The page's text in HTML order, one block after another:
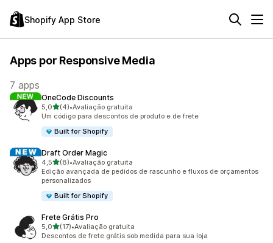
Shopify App Store
Apps por Responsive Media
7 apps
OneCode Discounts
5,0de 5 estrelas
(4)
4 avaliações ao todo
•Avaliação gratuita
Um código para descontos de produto e de frete
Built for Shopify
Draft Order Magic
4,5de 5 estrelas
(8)
8 avaliações ao todo
•Avaliação gratuita
Edição avançada de pedidos de rascunho e fluxos de orçamentos
personalizados
Built for Shopify
Frete Grátis Pro
5,0de 5 estrelas
(17)
17 avaliações ao todo
•Avaliação gratuita
Descontos de frete grátis sob medida para sua loja